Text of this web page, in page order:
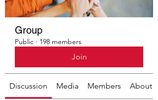
Group
Public · 198 members
Join
Discussion Media Members About